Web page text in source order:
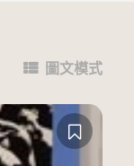
圖文模式